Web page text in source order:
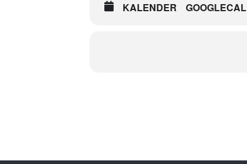
KALENDER GOOGLECAL